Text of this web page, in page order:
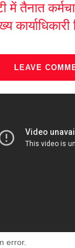
में तैनात
LEAVE
error.